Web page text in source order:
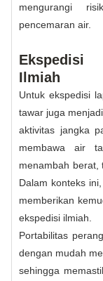
mengurangi
pencemaran air.
Ekspedisi
Ilmiah
Untuk ekspedisi
tawar juga
aktivitas jangka
membawa air
menambah berat,
Dalam konteks
memberikan
ekspedisi ilmiah.
Portabilitas
dengan mudah
sehingga